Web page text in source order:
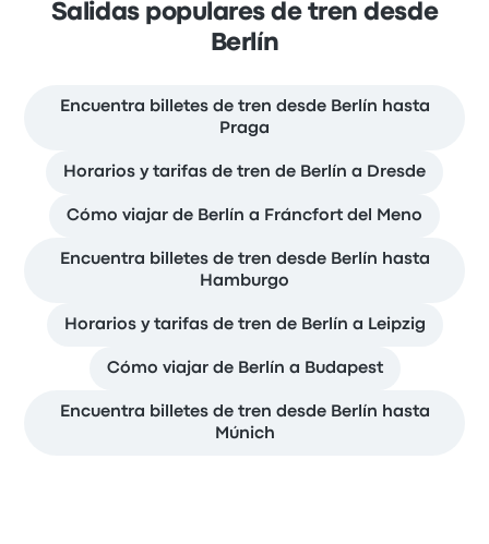
Salidas populares de tren desde
Berlín
Encuentra billetes de tren desde Berlín hasta
Praga
Horarios y tarifas de tren de Berlín a Dresde
Cómo viajar de Berlín a Fráncfort del Meno
Encuentra billetes de tren desde Berlín hasta
Hamburgo
Horarios y tarifas de tren de Berlín a Leipzig
Cómo viajar de Berlín a Budapest
Encuentra billetes de tren desde Berlín hasta
Múnich